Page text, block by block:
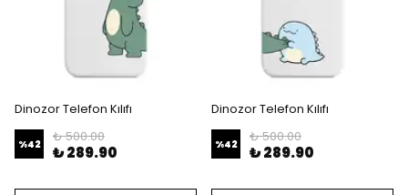
Dinozor Telefon Kılıfı
%42 ₺ 500.00
₺ 289.90
Dinozor Telefon Kılıfı
%42 ₺ 500.00
₺ 289.90